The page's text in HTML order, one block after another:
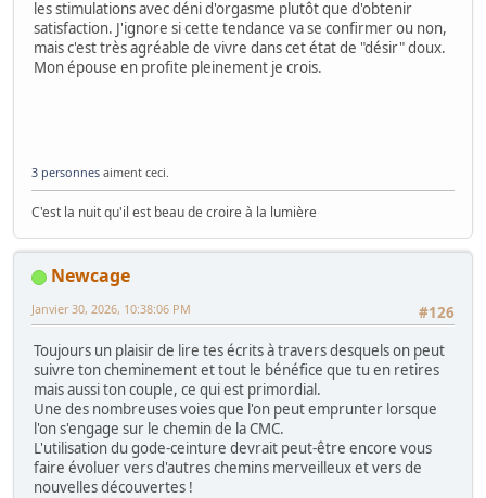
les stimulations avec déni d'orgasme plutôt que d'obtenir
satisfaction. J'ignore si cette tendance va se confirmer ou non,
mais c'est très agréable de vivre dans cet état de "désir" doux.
Mon épouse en profite pleinement je crois.
3 personnes aiment ceci.
C'est la nuit qu'il est beau de croire à la lumière
Newcage
#126
Janvier 30, 2026, 10:38:06 PM
Toujours un plaisir de lire tes écrits à travers desquels on peut
suivre ton cheminement et tout le bénéfice que tu en retires
mais aussi ton couple, ce qui est primordial.
Une des nombreuses voies que l'on peut emprunter lorsque
l'on s'engage sur le chemin de la CMC.
L'utilisation du gode-ceinture devrait peut-être encore vous
faire évoluer vers d'autres chemins merveilleux et vers de
nouvelles découvertes !